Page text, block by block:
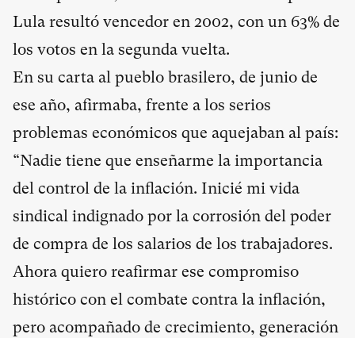
Lula resultó vencedor en 2002, con un 63% de
los votos en la segunda vuelta.
En su carta al pueblo brasilero, de junio de
ese año, afirmaba, frente a los serios
problemas económicos que aquejaban al país:
“Nadie tiene que enseñarme la importancia
del control de la inflación. Inicié mi vida
sindical indignado por la corrosión del poder
de compra de los salarios de los trabajadores.
Ahora quiero reafirmar ese compromiso
histórico con el combate contra la inflación,
pero acompañado de crecimiento, generación